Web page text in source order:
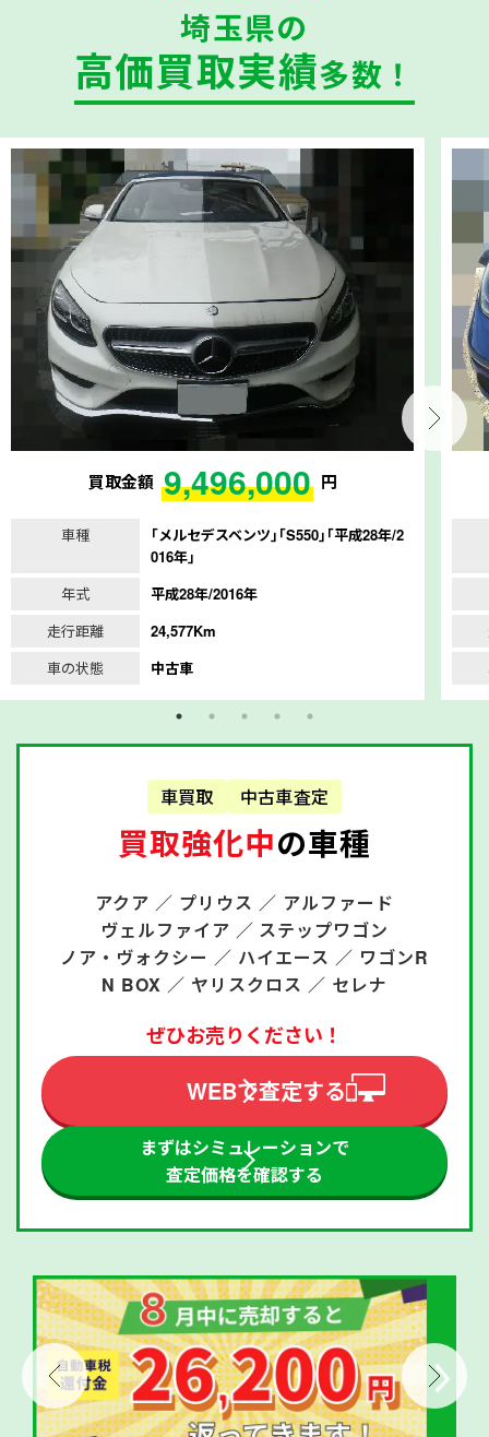
埼玉県の
高価買取実績多数！
買取金額 9,496,000 円
車種
｢メルセデスベンツ｣｢S550｣｢平成28年/2
016年｣
年式
平成28年/2016年
走行距離
24,577Km
車の状態
中古車
車買取 中古車査定
買取強化中の車種
アクア ／ プリウス ／ アルファード
ヴェルファイア ／ ステップワゴン
ノア・ヴォクシー ／ ハイエース ／ ワゴンR
N BOX ／ ヤリスクロス ／ セレナ
ぜひお売りください！
WEBで査定する
まずはシミュレーションで
査定価格を確認する